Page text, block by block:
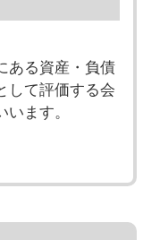
ある資産・負債
して評価する会
ます。